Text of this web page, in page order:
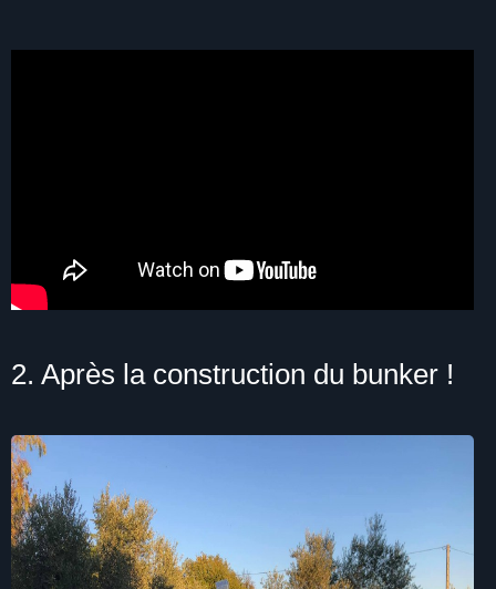
2. Après la construction du bunker !